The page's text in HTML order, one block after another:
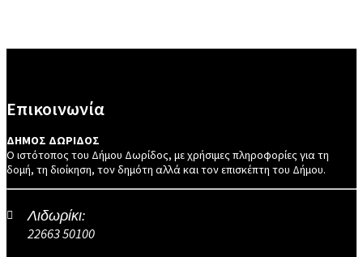
Επικοινωνία
ΔΗΜΟΣ ΔΩΡΙΔΟΣ
Ο ιστότοπος του Δήμου Δωρίδος, με χρήσιμες πληροφορίες για τη
δομή, τη διοίκηση, τον δημότη αλλά και τον επισκέπτη του Δήμου.
Λιδωρίκι:
22663 50100